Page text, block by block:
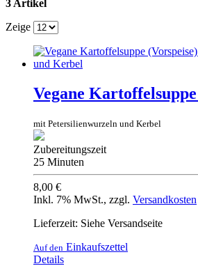
3 Artikel
Zeige
Vegane
mit Petersilienwurzeln und Kerbel
Zubereitungszeit
25 Minuten
8,00 €
Inkl. 7% MwSt., zzgl. Versandkosten
Lieferzeit: Siehe Versandseite
Auf den Einkaufszettel
Details